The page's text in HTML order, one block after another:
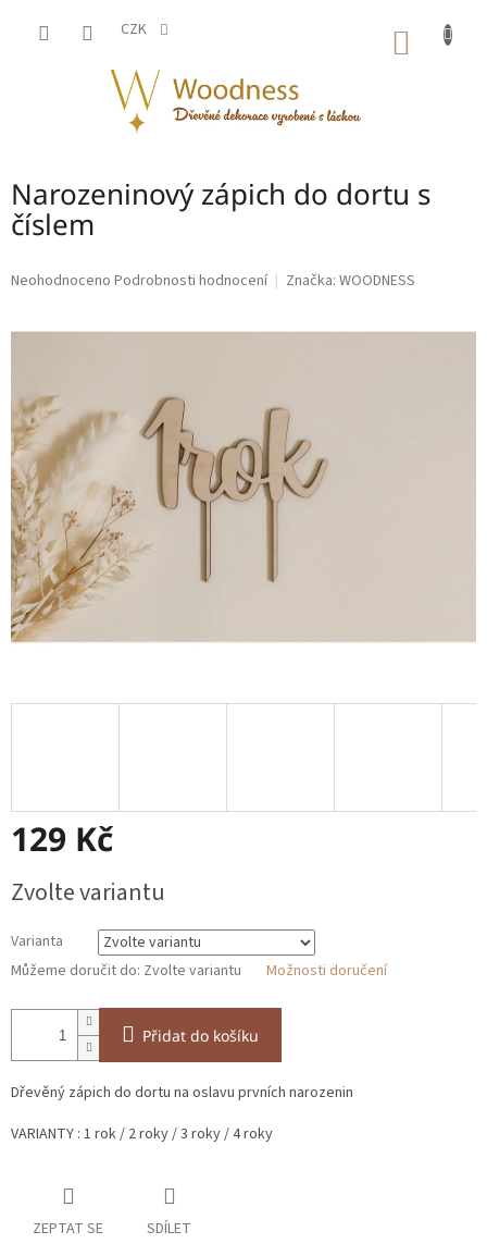
CZK
Narozeninový zápich do dortu s
číslem
Průměrné
hvězdiček.
Neohodnoceno Podrobnosti hodnocení Značka: WOODNESS
129 Kč
cena:
Zvolte variantu
Varianta
Můžeme doručit do: Zvolte variantu Možnosti doručení
Přidat do košíku
Dřevěný zápich do dortu na oslavu prvních narozenin
VARIANTY : 1 rok / 2 roky / 3 roky / 4 roky
ZEPTAT SE SDÍLET